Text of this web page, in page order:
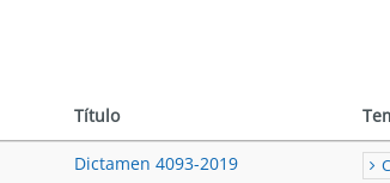
Título
Dictamen 4093-2019